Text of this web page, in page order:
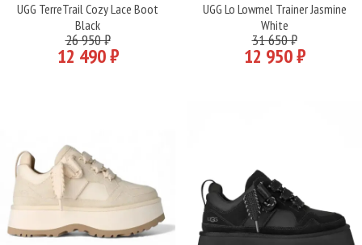
UGG TerreTrail Cozy Lace Boot
Black
26 950 ₽
12 490 ₽
UGG Lo Lowmel Trainer Jasmine
White
31 650 ₽
12 950 ₽